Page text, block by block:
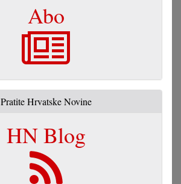
Abo
Pratite Hrvatske Novine
HN Blog